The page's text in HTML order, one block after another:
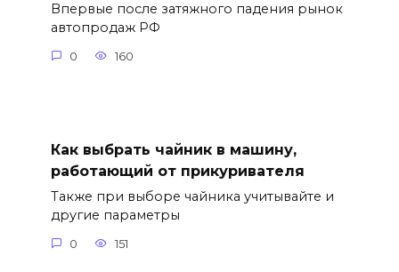
Впервые после затяжного падения рынок
автопродаж РФ
0 160
Как выбрать чайник в машину,
работающий от прикуривателя
Также при выборе чайника учитывайте и
другие параметры
0 151